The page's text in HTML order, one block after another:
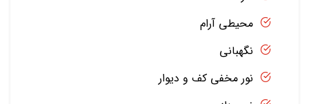
محیطی آرام
نگهبانی
نور مخفی کف و دیوار